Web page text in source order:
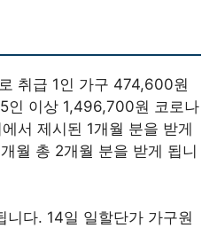
취급 1인 가구 474,600원
이상 1,496,700원 코로나
서 제시된 1개월 분을 받게
월 총 2개월 분을 받게 됩니
다. 14일 일할단가 가구원